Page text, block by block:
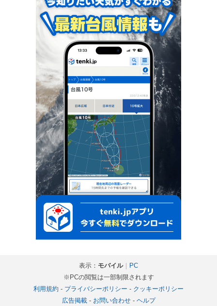
表示： モバイル｜ PC
※PCの閲覧は一部制限されます
利用規約 - プライバシーポリシー - クッキーポリシー
広告掲載- お問い合わせ- ヘルプ